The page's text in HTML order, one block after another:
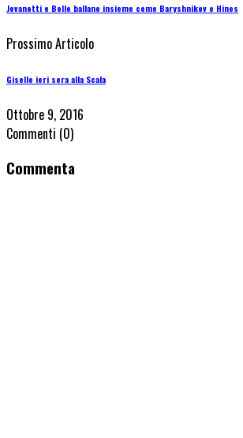
Jovanotti e Bolle ballano insieme come Baryshnikov e Hines
Prossimo Articolo
Giselle ieri sera alla Scala
Ottobre 9, 2016
Commenti (0)
Commenta